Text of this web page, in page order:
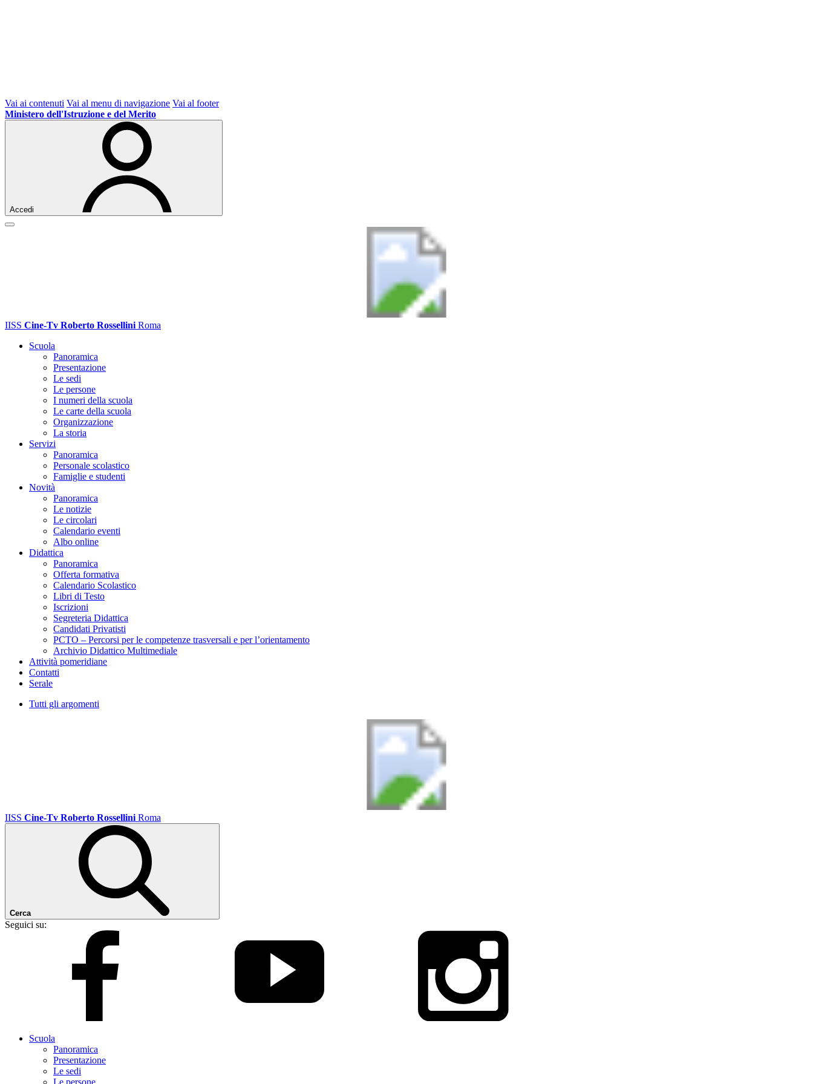
Vai ai contenuti Vai al menu di navigazione Vai al footer
Ministero dell'Istruzione e del Merito
Accedi
IISS Cine-Tv Roberto Rossellini Roma
Scuola
Panoramica
Presentazione
Le sedi
Le persone
I numeri della scuola
Le carte della scuola
Organizzazione
La storia
Servizi
Panoramica
Personale scolastico
Famiglie e studenti
Novità
Panoramica
Le notizie
Le circolari
Calendario eventi
Albo online
Didattica
Panoramica
Offerta formativa
Calendario Scolastico
Libri di Testo
Iscrizioni
Segreteria Didattica
Candidati Privatisti
PCTO – Percorsi per le competenze trasversali e per l’orientamento
Archivio Didattico Multimediale
Attività pomeridiane
Contatti
Serale
Tutti gli argomenti
IISS Cine-Tv Roberto Rossellini Roma
Cerca
Seguici su:
Scuola
Panoramica
Presentazione
Le sedi
Le persone